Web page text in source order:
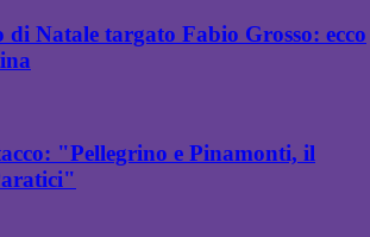
Natale targato Fabio Grosso: ecco
"Pellegrino e Pinamonti, il